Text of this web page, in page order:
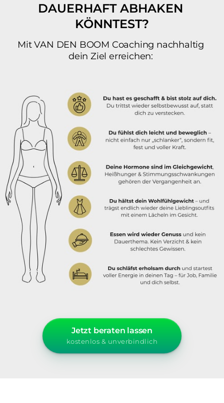
DAUERHAFT
KÖNNTEST?
Mit VAN DEN BOOM Coaching
dein Ziel erreichen:
Jetzt beraten lassen
kostenlos & unverbindlich